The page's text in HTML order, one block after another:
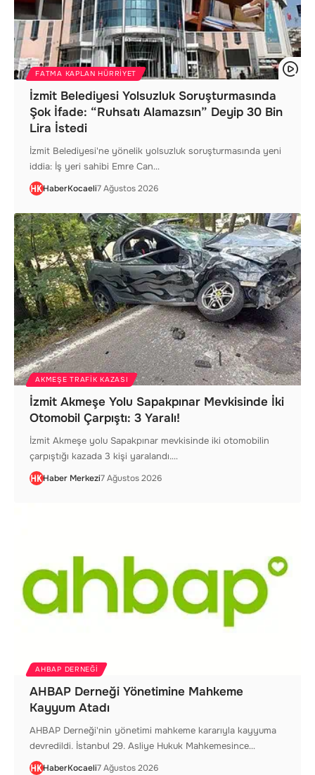
FATMA KAPLAN HÜRRIYET
İzmit Belediyesi Yolsuzluk Soruşturmasında
Şok İfade: “Ruhsatı Alamazsın” Deyip 30 Bin
Lira İstedi
İzmit Belediyesi'ne yönelik yolsuzluk soruşturmasında yeni
iddia: İş yeri sahibi Emre Can…
HaberKocaeli7 Ağustos 2026
AKMEŞE TRAFIK KAZASI
İzmit Akmeşe Yolu Sapakpınar Mevkisinde İki
Otomobil Çarpıştı: 3 Yaralı!
İzmit Akmeşe yolu Sapakpınar mevkisinde iki otomobilin
çarpıştığı kazada 3 kişi yaralandı.…
Haber Merkezi7 Ağustos 2026
AHBAP DERNEĞI
AHBAP Derneği Yönetimine Mahkeme
Kayyum Atadı
AHBAP Derneği'nin yönetimi mahkeme kararıyla kayyuma
devredildi. İstanbul 29. Asliye Hukuk Mahkemesince…
HaberKocaeli7 Ağustos 2026